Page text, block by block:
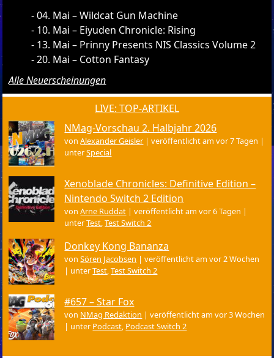
04. Mai – Wildcat Gun Machine
10. Mai – Eiyuden Chronicle: Rising
13. Mai – Prinny Presents NIS Classics Volume 2
20. Mai – Cotton Fantasy
Alle Neuerscheinungen
LIVE: TOP-ARTIKEL
NMag-Vorschau 2. Halbjahr 2026
vonAlexander Geisler |veröffentlicht am vor 7 Tagen |
unterSpecial
Xenoblade Chronicles: Definitive Edition –
Nintendo Switch 2 Edition
vonArne Ruddat |veröffentlicht am vor 6 Tagen |
unterTest,Test Switch 2
Donkey Kong Bananza
vonSören Jacobsen |veröffentlicht am vor 2 Wochen
| unterTest,Test Switch 2
#657 – Star Fox
von NMag Redaktion |veröffentlicht am vor 3 Wochen
| unter Podcast, Podcast Switch 2